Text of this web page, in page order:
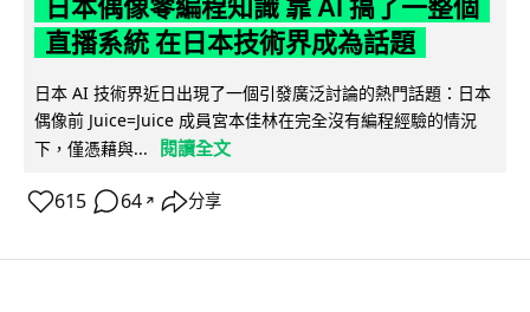
日本偶像零編程知識 靠 AI 搞了一整個
直播系統 在日本技術界成為話題
日本 AI 技術界近日出現了一個引發廣泛討論的熱門話題：日本
偶像前 Juice=Juice 成員宮本佳林在完全沒有編程經驗的情況
下，僅憑藉與...
閱讀全文
615 64 ↗ 分享